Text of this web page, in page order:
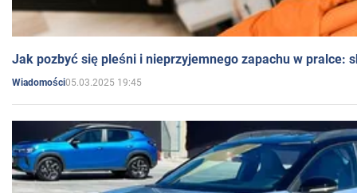
Jak pozbyć się pleśni i nieprzyjemnego zapachu w pralce:
Wiadomości05.03.2025 19:45